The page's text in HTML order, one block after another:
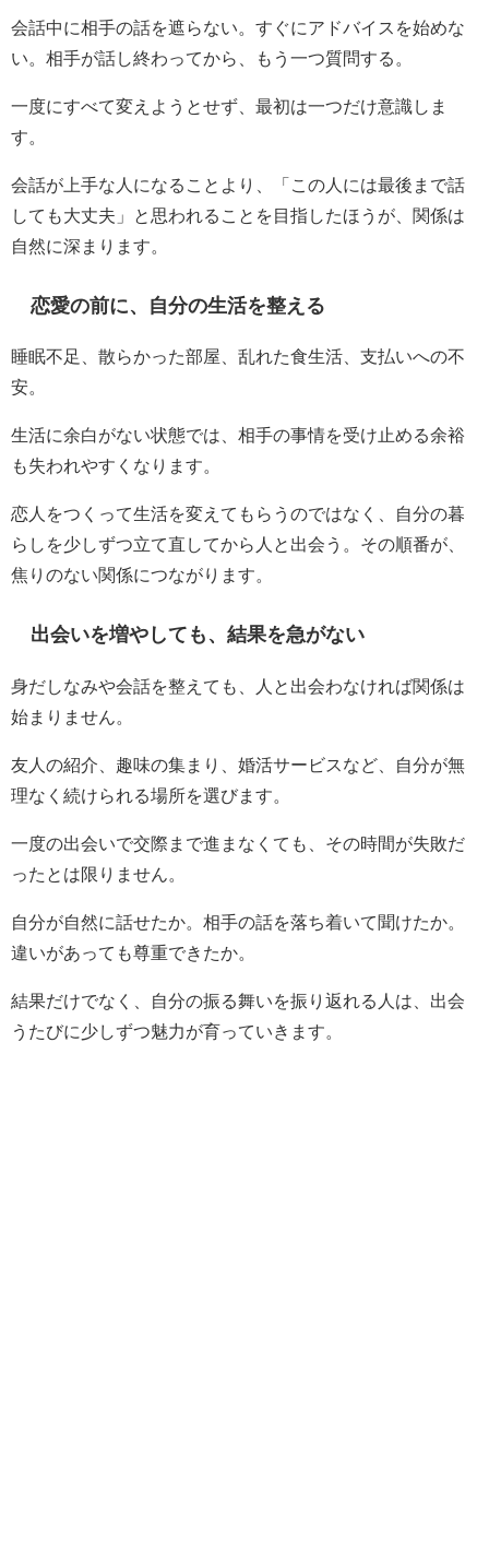
会話中に相手の話を遮らない。すぐにアドバイスを始めな
い。相手が話し終わってから、もう一つ質問する。
一度にすべて変えようとせず、最初は一つだけ意識しま
す。
会話が上手な人になることより、「この人には最後まで話
しても大丈夫」と思われることを目指したほうが、関係は
自然に深まります。
恋愛の前に、自分の生活を整える
睡眠不足、散らかった部屋、乱れた食生活、支払いへの不
安。
生活に余白がない状態では、相手の事情を受け止める余裕
も失われやすくなります。
恋人をつくって生活を変えてもらうのではなく、自分の暮
らしを少しずつ立て直してから人と出会う。その順番が、
焦りのない関係につながります。
出会いを増やしても、結果を急がない
身だしなみや会話を整えても、人と出会わなければ関係は
始まりません。
友人の紹介、趣味の集まり、婚活サービスなど、自分が無
理なく続けられる場所を選びます。
一度の出会いで交際まで進まなくても、その時間が失敗だ
ったとは限りません。
自分が自然に話せたか。相手の話を落ち着いて聞けたか。
違いがあっても尊重できたか。
結果だけでなく、自分の振る舞いを振り返れる人は、出会
うたびに少しずつ魅力が育っていきます。